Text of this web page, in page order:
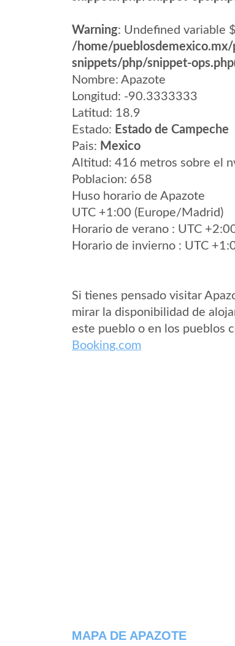
Warning: Undefined variable
/home/
snippets/php/snippet-
Nombre: Apazote
Longitud: -90.3333333
Latitud: 18.9
Estado: Estado de Campeche
Pais: Mexico
Altitud: 416 metros sobre el
Poblacion: 658
Huso horario de Apazote
UTC +1:00 (Europe/Madrid)
Horario de verano : UTC
Horario de invierno : UTC
Si tienes pensado visitar
mirar la disponibilidad de
este pueblo o en los pueblos
Booking.com
MAPA DE APAZOTE